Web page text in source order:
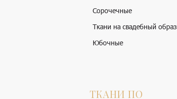
Сорочечные
Ткани на свадебный образ
Юбочные
ТКАНИ ПО